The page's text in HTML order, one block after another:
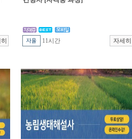
11시간